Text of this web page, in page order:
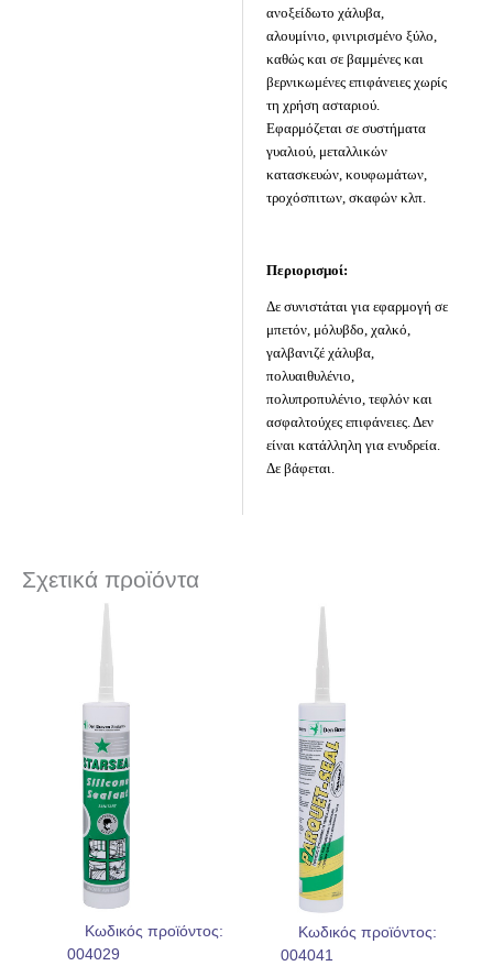
ανοξείδωτο χάλυβα,
αλουμίνιο, φινιρισμένο ξύλο,
καθώς και σε βαμμένες και
βερνικωμένες επιφάνειες χωρίς
τη χρήση ασταριού.
Εφαρμόζεται σε συστήματα
γυαλιού, μεταλλικών
κατασκευών, κουφωμάτων,
τροχόσπιτων, σκαφών κλπ.
Περιορισμοί:
Δε συνιστάται για εφαρμογή σε
μπετόν, μόλυβδο, χαλκό,
γαλβανιζέ χάλυβα,
πολυαιθυλένιο,
πολυπροπυλένιο, τεφλόν και
ασφαλτούχες επιφάνειες. Δεν
είναι κατάλληλη για ενυδρεία.
Δε βάφεται.
Σχετικά προϊόντα
Κωδικός προϊόντος:
004029
Κωδικός προϊόντος:
004041